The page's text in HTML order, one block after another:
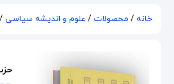
خانه / محصولات / علوم و اندیشه سیاسی /